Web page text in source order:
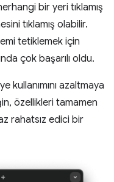
bir yeri tıklamış
tıklamış olabilir.
tetiklemek için
çok başarılı oldu.
kullanımını azaltmaya
özellikleri tamamen
rahatsız edici bir